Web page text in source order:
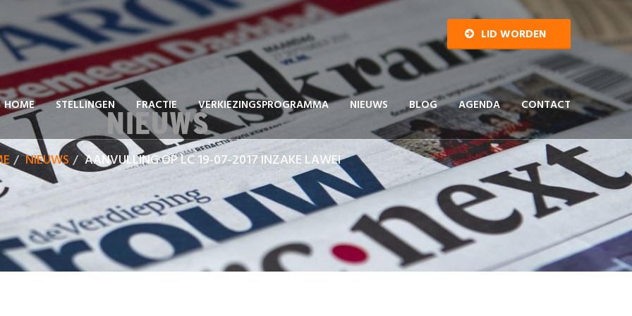
LID WORDEN
HOME STELLINGEN FRACTIE VERKIEZINGSPROGRAMMA NIEUWS BLOG AGENDA CONTACT
NIEUWS
NIEUWS AANVULLING OP LC 19-07-2017 INZAKE LAWEI